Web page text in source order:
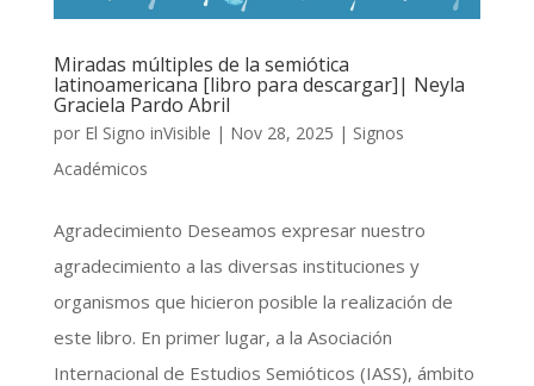
Miradas múltiples de la semiótica
latinoamericana [libro para descargar]| Neyla
Graciela Pardo Abril
por El Signo inVisible | Nov 28, 2025 | Signos
Académicos
Agradecimiento Deseamos expresar nuestro
agradecimiento a las diversas instituciones y
organismos que hicieron posible la realización de
este libro. En primer lugar, a la Asociación
Internacional de Estudios Semióticos (IASS), ámbito